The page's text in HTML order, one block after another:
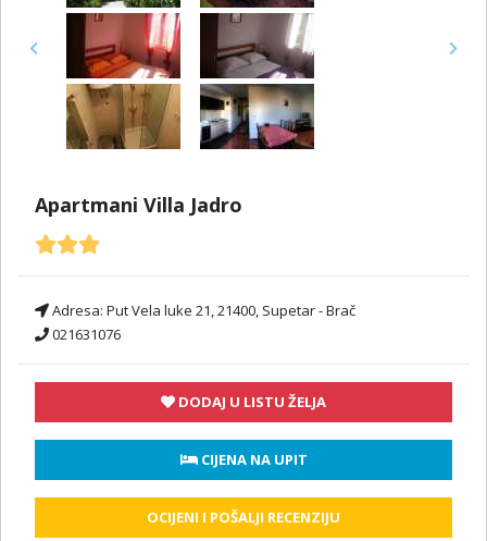
Previous Next
Apartmani Villa Jadro
Adresa: Put Vela luke 21, 21400, Supetar - Brač
021631076
DODAJ U LISTU ŽELJA
CIJENA NA UPIT
OCIJENI I POŠALJI RECENZIJU